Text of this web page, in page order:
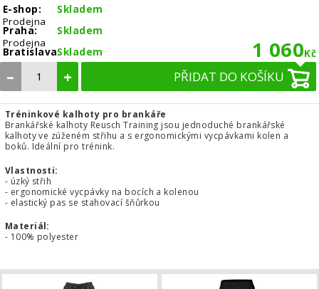
E-shop:
Skladem
Prodejna
Praha:
Skladem
Prodejna
Bratislava:Skladem 1 060Kč
– + PŘIDAT DO KOŠÍKU
Tréninkové kalhoty pro brankáře
Brankářské kalhoty Reusch Training jsou jednoduché brankářské
kalhoty ve zúženém střihu a s ergonomickými vycpávkami kolen a
boků. Ideální pro trénink.
Vlastnosti:
- úzký střih
- ergonomické vycpávky na bocích a kolenou
- elastický pas se stahovací šňůrkou
Materiál:
- 100% polyester
Brankářské kalhoty BU1